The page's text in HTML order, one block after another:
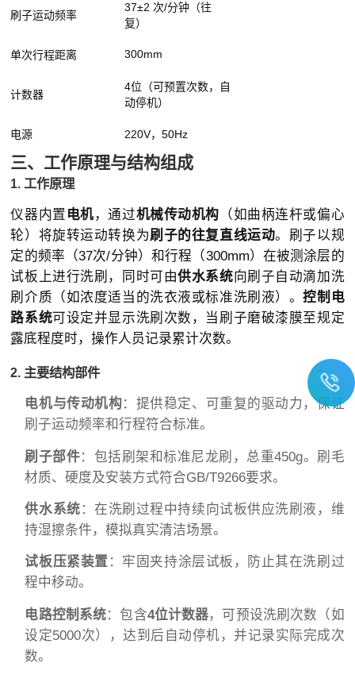
刷子运动频率
37±2 次/分钟（往
复）
单次行程距离 300mm
计数器
4位（可预置次数，自
动停机）
电源 220V，50Hz
三、工作原理与结构组成
1. 工作原理
仪器内置 电机 ，通过机械传动机构 （如曲柄连杆或偏心
轮）将旋转运动转换为刷子的往复直线运动。刷子以规
定的频率（37次/分钟）和行程（300mm）在被测涂层的
试板上进行洗刷，同时可由供水系统向刷子自动滴加洗
刷介质（如浓度适当的洗衣液或标准洗刷液）。控制电
路系统可设定并显示洗刷次数，当刷子磨破漆膜至规定
露底程度时，操作人员记录累计次数。
2. 主要结构部件
电机与传动机构：提供稳定、可重复的驱动力，保证
刷子运动频率和行程符合标准。
刷子部件：包括刷架和标准尼龙刷，总重450g。刷毛
材质、硬度及安装方式符合GB/T9266要求。
供水系统 ：在洗刷过程中持续向试板供应洗刷液，维
持湿擦条件，模拟真实清洁场景。
试板压紧装置 ：牢固夹持涂层试板，防止其在洗刷过
程中移动。
电路控制系统：包含4位计数器，可预设洗刷次数（如
设定5000次），达到后自动停机，并记录实际完成次
数。